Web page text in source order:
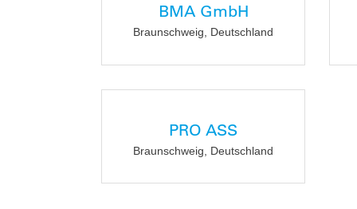
BMA GmbH
Braunschweig, Deutschland
PRO ASS
Braunschweig, Deutschland